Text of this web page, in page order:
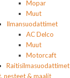
Mopar
Muut
Ilmansuodattimet
AC Delco
Muut
Motorcaft
Raitisilmasuodattimet
nesteet & maalit